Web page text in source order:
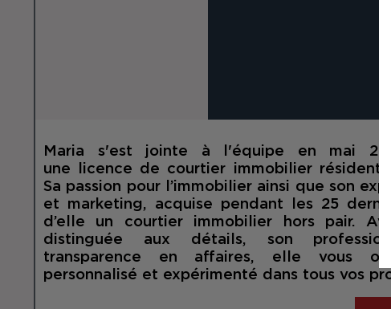
Maria s'est jointe à l'équipe en mai
une licence de courtier immobilier
Sa passion pour l’immobilier ainsi que son
et marketing, acquise pendant les 25
d’elle un courtier immobilier hors pair.
distinguée aux détails, son
transparence en affaires, elle vous
personnalisé et expérimenté dans tous vos